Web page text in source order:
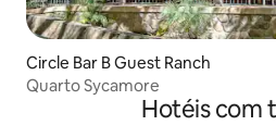
Circle Bar B Guest Ranch
Quarto Sycamore
Hotéis com